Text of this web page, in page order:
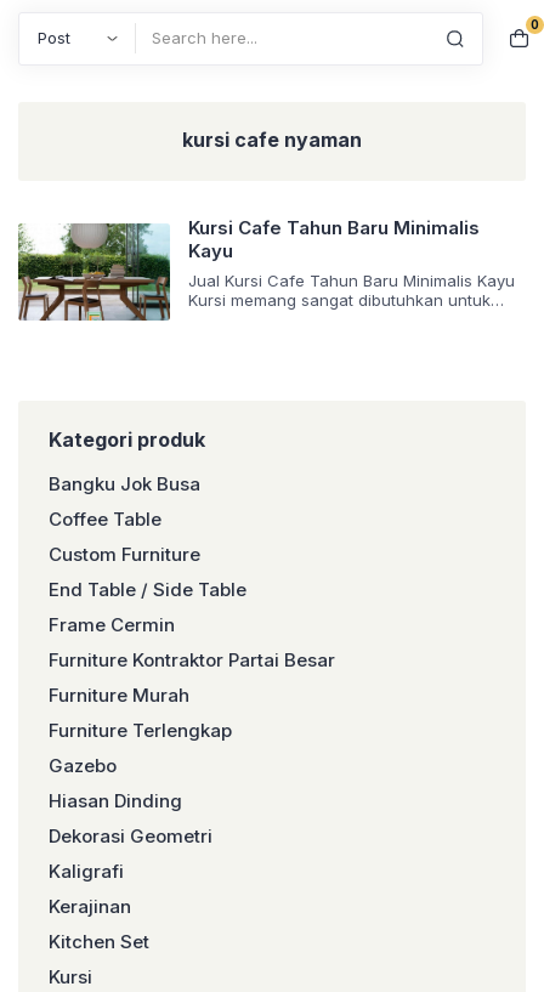
0
kursi cafe nyaman
Kursi Cafe Tahun Baru Minimalis
Kayu
Jual Kursi Cafe Tahun Baru Minimalis Kayu
Kursi memang sangat dibutuhkan untuk
diletakkan pada ruang makan. Tampilan
Kategori produk
Bangku Jok Busa
Coffee Table
Custom Furniture
End Table / Side Table
Frame Cermin
Furniture Kontraktor Partai Besar
Furniture Murah
Furniture Terlengkap
Gazebo
Hiasan Dinding
Dekorasi Geometri
Kaligrafi
Kerajinan
Kitchen Set
Kursi